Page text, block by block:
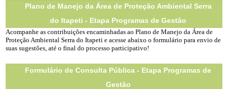
Plano de Manejo da Área de Proteção Ambiental Serra
do Itapeti - Etapa Programas de Gestão
Acompanhe as contribuições encaminhadas ao Plano de Manejo da Área de
Proteção Ambiental Serra do Itapeti e acesse abaixo o formulário para envio de
suas sugestões, até o final do processo participativo!
Formulário de Consulta Pública - Etapa Programas de
Gestão